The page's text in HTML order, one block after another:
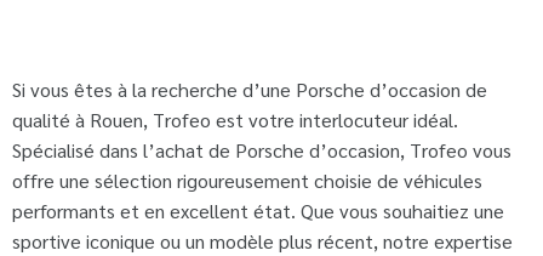
Si vous êtes à la recherche d’une Porsche d’occasion de
qualité à Rouen, Trofeo est votre interlocuteur idéal.
Spécialisé dans l’achat de Porsche d’occasion, Trofeo vous
offre une sélection rigoureusement choisie de véhicules
performants et en excellent état. Que vous souhaitiez une
sportive iconique ou un modèle plus récent, notre expertise